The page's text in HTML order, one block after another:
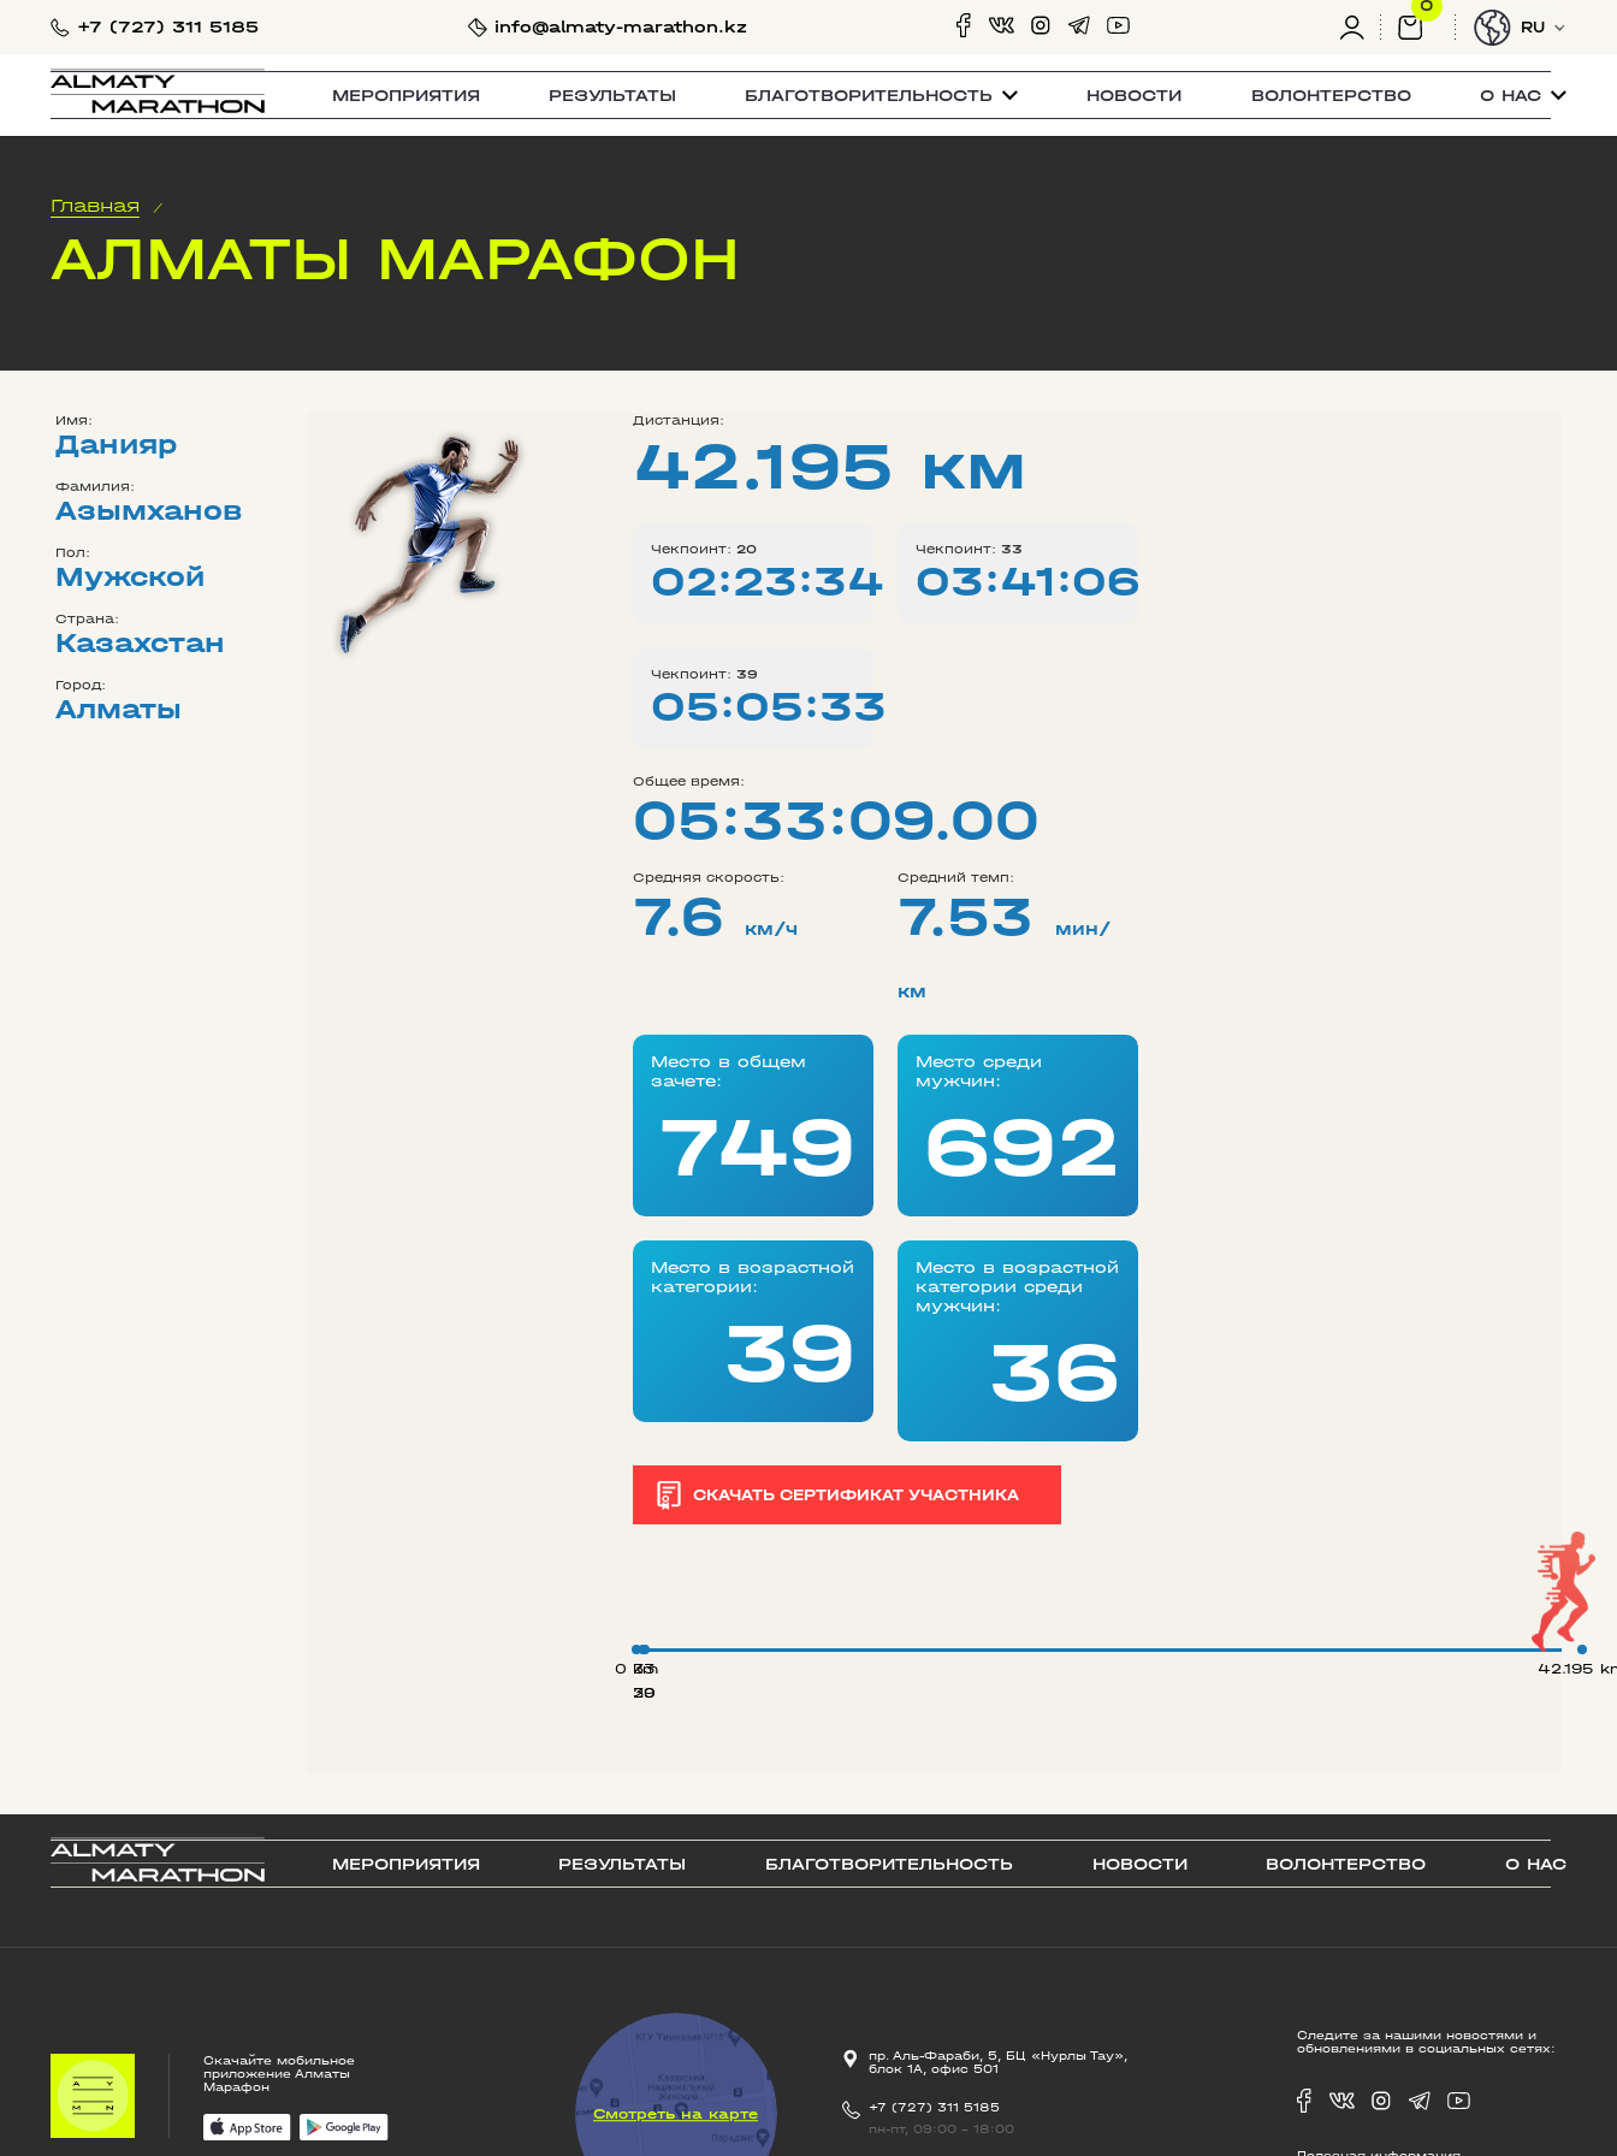
+7 (727) 311 5185 info@almaty-marathon.kz
0
RU
МЕРОПРИЯТИЯ РЕЗУЛЬТАТЫ БЛАГОТВОРИТЕЛЬНОСТЬ НОВОСТИ ВОЛОНТЕРСТВО О НАС
Главная /
АЛМАТЫ МАРАФОН
Имя:
Данияр
Фамилия:
Азымханов
Пол:
Мужской
Страна:
Казахстан
Город:
Алматы
Дистанция:
42.195 км
Чекпоинт: 20
02:23:34
Чекпоинт: 33
03:41:06
Чекпоинт: 39
05:05:33
Общее время:
05:33:09.00
Средняя скорость:
7.6 км/ч
Средний темп:
7.53 мин/
км
Место в общем
зачете:
749
Место среди
мужчин:
692
Место в возрастной
категории:
39
Место в возрастной
категории среди
мужчин:
36
СКАЧАТЬ СЕРТИФИКАТ УЧАСТНИКА
20
33
39
0 km 42.195
МЕРОПРИЯТИЯ РЕЗУЛЬТАТЫ БЛАГОТВОРИТЕЛЬНОСТЬ НОВОСТИ ВОЛОНТЕРСТВО О НАС
Скачайте мобильное
приложение Алматы
Марафон
Смотреть на карте
пр. Аль-Фараби, 5, БЦ «Нурлы Тау»,
блок 1А, офис 501
+7 (727) 311 5185
пн-пт, 09:00 - 18:00
Следите за нашими новостями и
обновлениями в социальных сетях: